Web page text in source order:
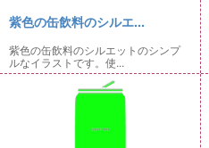
紫色の缶飲料のシルエ...
紫色の缶飲料のシルエットのシンプ
ルなイラストです。使...